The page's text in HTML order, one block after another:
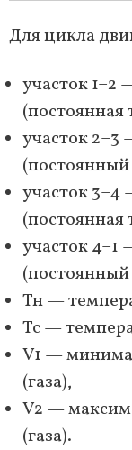
Для цикла
участок 1–2
(постоянная
участок
участок 3–4
(постоянная
участок 4–1
Тн —
Тс —
V1 —
(газа),
V2 —
(газа).